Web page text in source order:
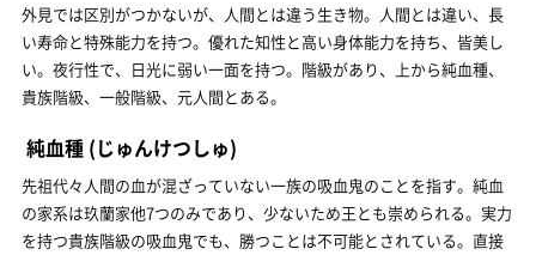
外見では区別がつかないが、人間とは違う生き物。人間とは違い、長
い寿命と特殊能力を持つ。優れた知性と高い身体能力を持ち、皆美し
い。夜行性で、日光に弱い一面を持つ。階級があり、上から純血種、
貴族階級、一般階級、元人間とある。
純血種 (じゅんけつしゅ)
先祖代々人間の血が混ざっていない一族の吸血鬼のことを指す。純血
の家系は玖蘭家他7つのみであり、少ないため王とも崇められる。実力
を持つ貴族階級の吸血鬼でも、勝つことは不可能とされている。直接